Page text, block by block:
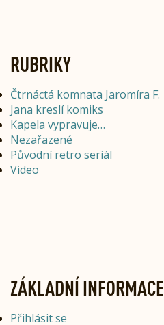
RUBRIKY
Čtrnáctá komnata Jaromíra F.
Jana kreslí komiks
Kapela vypravuje…
Nezařazené
Původní retro seriál
Video
ZÁKLADNÍ INFORMACE
Přihlásit se